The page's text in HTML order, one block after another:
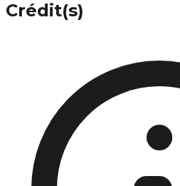
Crédit(s)